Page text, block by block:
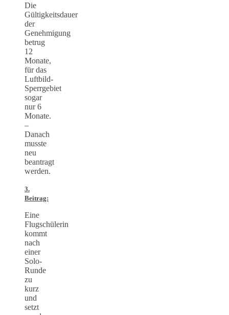
Die
Gültigkeitsdauer
der
Genehmigung
betrug
12
Monate,
für das
Luftbild-
Sperrgebiet
sogar
nur 6
Monate.
–
Danach
musste
neu
beantragt
werden.
3.
Beitrag:
Eine
Flugschülerin
kommt
nach
einer
Solo-
Runde
zu
kurz
und
setzt